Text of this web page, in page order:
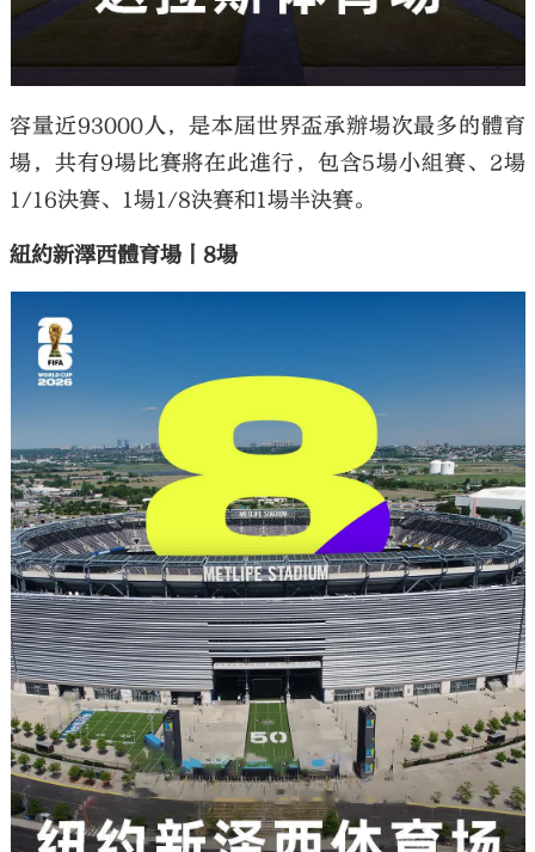
容量近93000人，是本屆世界盃承辦場次最多的體育
場，共有9場比賽將在此進行，包含5場小組賽、2場
1/16決賽、1場1/8決賽和1場半決賽。
紐約新澤西體育場丨8場